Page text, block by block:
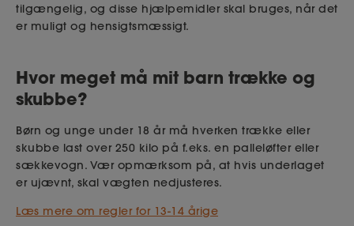
tilgængelig, og disse hjælpemidler skal bruges, når det
er muligt og hensigtsmæssigt.
Hvor meget må mit barn trække og
skubbe?
Børn og unge under 18 år må hverken trække eller
skubbe last over 250 kilo på f.eks. en palleløfter eller
sækkevogn. Vær opmærksom på, at hvis underlaget
er ujævnt, skal vægten nedjusteres.
Læs mere om regler for 13-14 årige